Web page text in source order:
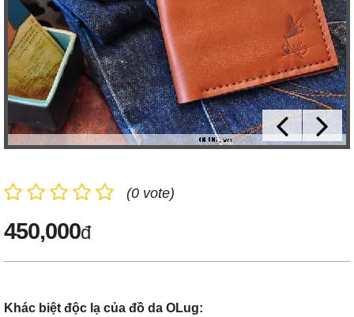
(0 vote)
450,000đ
Khác biệt độc lạ của đồ da OLug: